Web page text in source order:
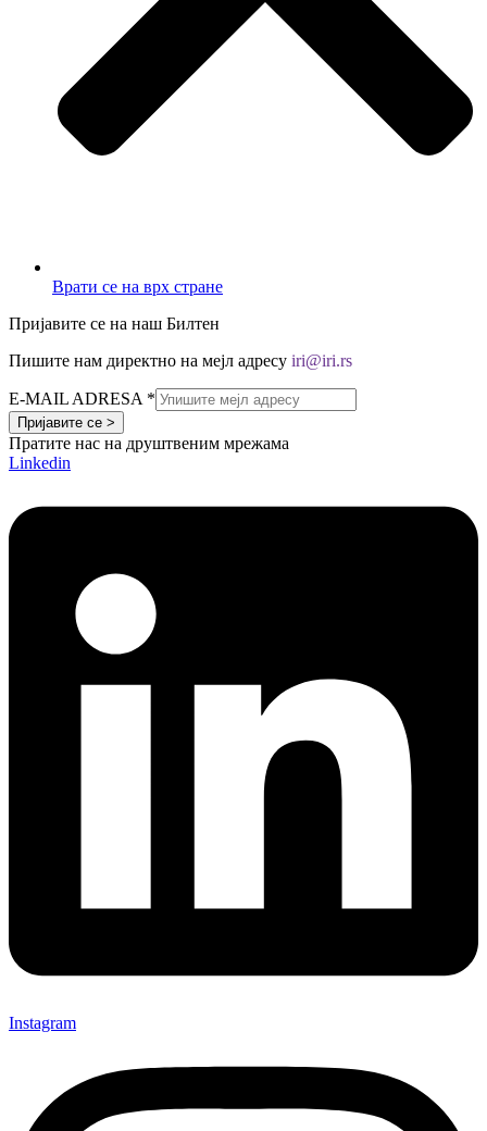
Врати се на врх стране
Пријавите се на наш Билтен
Пишите нам директно на мејл адресу iri@iri.rs
E-MAIL ADRESA *
Пријавите се >
Пратите нас на друштвеним мрежама
Linkedin
Instagram